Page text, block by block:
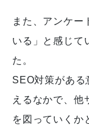
また、アンケー
いる」と感じて
た。
SEO対策がある
えるなかで、他
を図っていくか